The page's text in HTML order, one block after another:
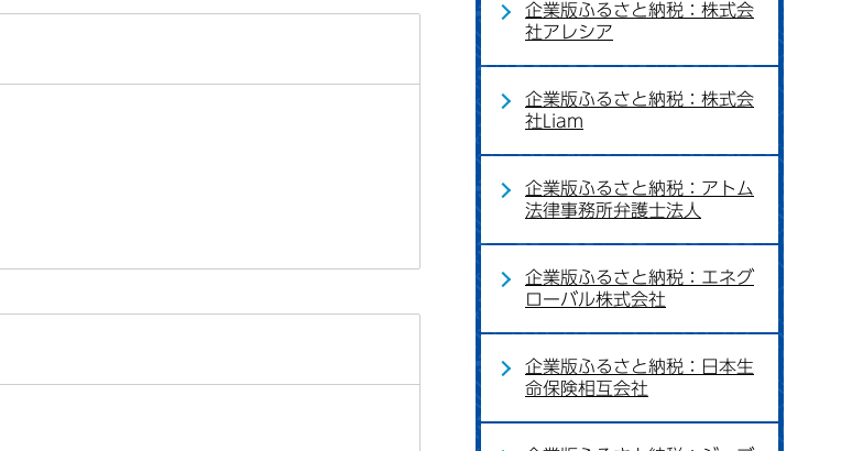
企業版ふるさと納税：株式会
社アレシア
企業版ふるさと納税：株式会
社Liam
企業版ふるさと納税：アトム
法律事務所弁護士法人
企業版ふるさと納税：エネグ
ローバル株式会社
企業版ふるさと納税：日本生
命保険相互会社